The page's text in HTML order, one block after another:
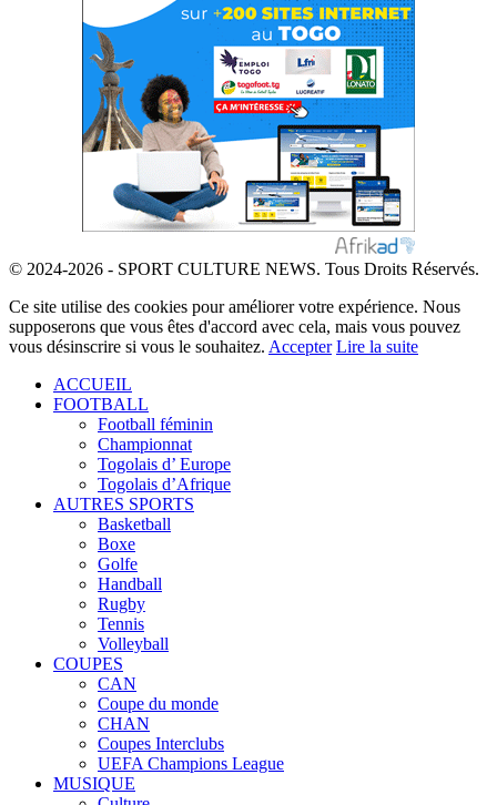
© 2024-2026 - SPORT CULTURE NEWS. Tous Droits Réservés.
Ce site utilise des cookies pour améliorer votre expérience. Nous
supposerons que vous êtes d'accord avec cela, mais vous pouvez
vous désinscrire si vous le souhaitez. Accepter Lire la suite
ACCUEIL
FOOTBALL
Football féminin
Championnat
Togolais d’ Europe
Togolais d’Afrique
AUTRES SPORTS
Basketball
Boxe
Golfe
Handball
Rugby
Tennis
Volleyball
COUPES
CAN
Coupe du monde
CHAN
Coupes Interclubs
UEFA Champions League
MUSIQUE